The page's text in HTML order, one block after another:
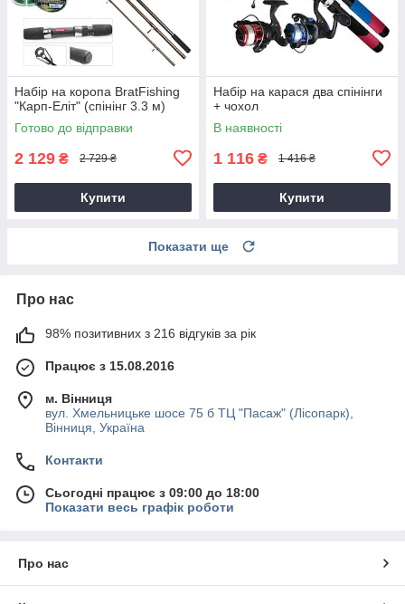
Набір на коропа BratFishing
"Карп-Еліт" (спінінг 3.3 м)
Готово до відправки
2 129 ₴ 2 729 ₴
Купити
Набір на карася два спінінги
+ чохол
В наявності
1 116 ₴ 1 416 ₴
Купити
Показати ще
Про нас
98% позитивних з 216 відгуків за рік
Працює з 15.08.2016
м. Вінниця
вул. Хмельницьке шосе 75 б ТЦ "Пасаж" (Лісопарк),
Вінниця, Україна
Контакти
Сьогодні працює з 09:00 до 18:00
Показати весь графік роботи
Про нас